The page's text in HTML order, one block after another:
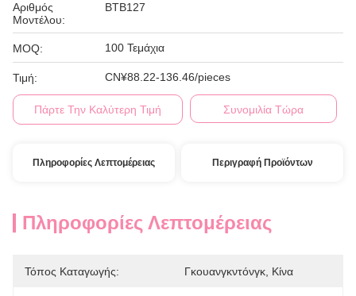
Αριθμός
Μοντέλου:
BTB127
MOQ: 100 Τεμάχια
Τιμή: CN¥88.22-136.46/pieces
Πάρτε Την Καλύτερη Τιμή Συνομιλία Τώρα
Πληροφορίες Λεπτομέρειας Περιγραφή Προϊόντων
Πληροφορίες Λεπτομέρειας
Τόπος Καταγωγής: Γκουανγκντόνγκ, Κίνα